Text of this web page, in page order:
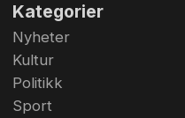
Kategorier
Nyheter
Kultur
Politikk
Sport